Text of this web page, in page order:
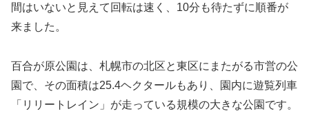
間はいないと見えて回転は速く、10分も待たずに順番が
来ました。
百合が原公園は、札幌市の北区と東区にまたがる市営の公
園で、その面積は25.4ヘクタールもあり、園内に遊覧列車
「リリートレイン」が走っている規模の大きな公園です。